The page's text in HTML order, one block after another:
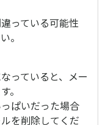
っている可能性
。
っていると、メー
。
ぱいだった場合
を削除してくだ